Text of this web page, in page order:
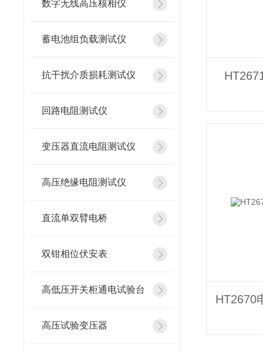
数字无线高压核相仪
蓄电池组负载测试仪
抗干扰介质损耗测试仪
回路电阻测试仪
变压器直流电阻测试仪
高压绝缘电阻测试仪
直流单双臂电桥
双钳相位伏安表
高低压开关柜通电试验台
高压试验变压器